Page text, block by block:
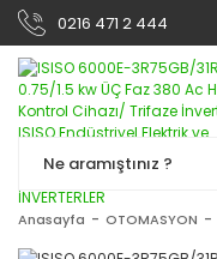
0216 471 2 444
Anasayfa OTOMASYON